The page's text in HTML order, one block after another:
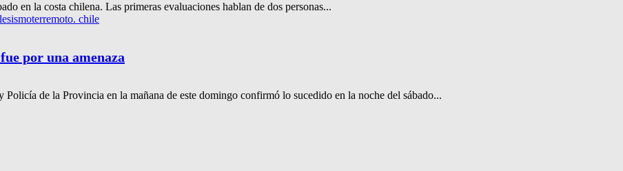
en la costa chilena. Las primeras evaluaciones hablan de dos personas...
sismoterremoto. chile
por una amenaza
de la Provincia en la mañana de este domingo confirmó lo sucedido en la noche del sábado...